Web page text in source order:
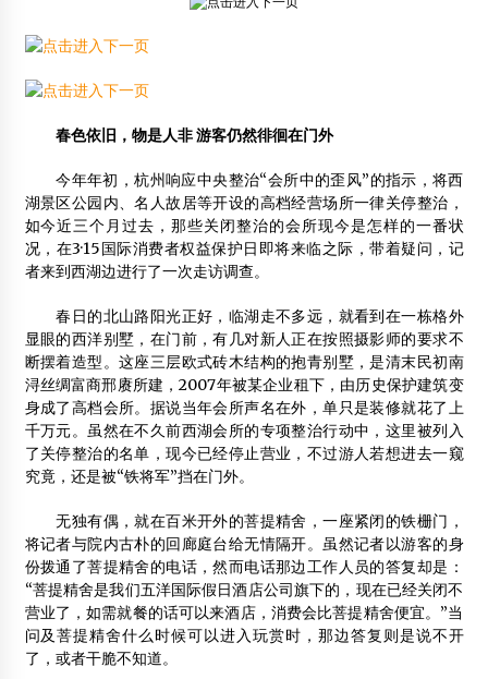
编制工作
2014年3月22日
供应刨花板、三聚氰胺贴面板_代理商机_山东巨龙黄河板材
有限公司
2012年4月30日
神东木屋:木结构房屋20层技术难度已被公司克服
龙腾实业：山西将推广现代木结构建筑技术
2012年7月12日
第五届中国木结构产业大会暨多高层木结构建筑高峰论坛在
武汉召开
2017年7月1日
樟子松扣板、云杉扣板、上海买桑拿板内墙装饰扣板就选程
2012年8月13日
胡浩：迎接住宅革命的木结构浪潮
2014年11月10日
2012年8月昆明木屋、木结构及配套设施展览会
2012年7月18日
春色依旧，物是人非 游客仍然徘徊在门外
今年年初，杭州响应中央整治“会所中的歪风”的指示，将西
湖景区公园内、名人故居等开设的高档经营场所一律关停整治，
如今近三个月过去，那些关闭整治的会所现今是怎样的一番状
况，在3·15国际消费者权益保护日即将来临之际，带着疑问，记
者来到西湖边进行了一次走访调查。
春日的北山路阳光正好，临湖走不多远，就看到在一栋格外
显眼的西洋别墅，在门前，有几对新人正在按照摄影师的要求不
断摆着造型。这座三层欧式砖木结构的抱青别墅，是清末民初南
浔丝绸富商邢赓所建，2007年被某企业租下，由历史保护建筑变
身成了高档会所。据说当年会所声名在外，单只是装修就花了上
千万元。虽然在不久前西湖会所的专项整治行动中，这里被列入
了关停整治的名单，现今已经停止营业，不过游人若想进去一窥
究竟，还是被“铁将军”挡在门外。
无独有偶，就在百米开外的菩提精舍，一座紧闭的铁栅门，
将记者与院内古朴的回廊庭台给无情隔开。虽然记者以游客的身
份拨通了菩提精舍的电话，然而电话那边工作人员的答复却是：
“菩提精舍是我们五洋国际假日酒店公司旗下的，现在已经关闭不
营业了，如需就餐的话可以来酒店，消费会比菩提精舍便宜。”当
问及菩提精舍什么时候可以进入玩赏时，那边答复则是说不开
了，或者干脆不知道。